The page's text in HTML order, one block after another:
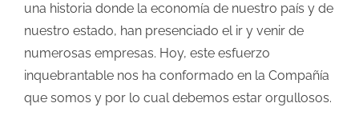
una historia donde la economía de nuestro país y de
nuestro estado, han presenciado el ir y venir de
numerosas empresas. Hoy, este esfuerzo
inquebrantable nos ha conformado en la Compañía
que somos y por lo cual debemos estar orgullosos.